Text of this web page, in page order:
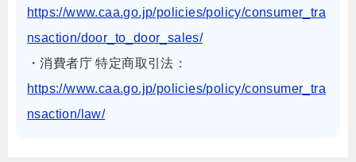
https://www.caa.go.jp/policies/policy/consumer_tra
nsaction/door_to_door_sales/
・消費者庁 特定商取引法：
https://www.caa.go.jp/policies/policy/consumer_tra
nsaction/law/